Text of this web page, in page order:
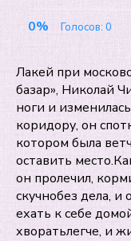
0% Голосов: 0
Лакей при
базар», Николай
ноги и
коридору, он
котором была
оставить
он пролечил,
скучнобез дела,
ехать к себе
хворатьлегче, и